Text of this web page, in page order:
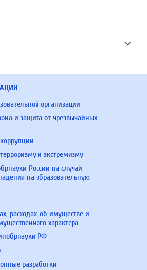
организации
и защита от чрезвычайных
и экстремизму
России на случай
на образовательную
расходах, об имуществе и
характера
РФ
разработки